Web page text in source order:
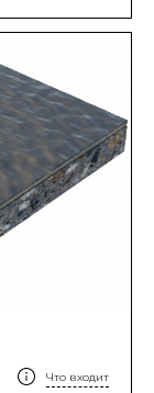
Что входит